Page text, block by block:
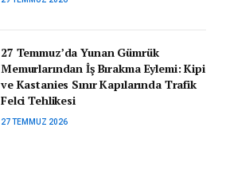
27 Temmuz’da Yunan Gümrük
Memurlarından İş Bırakma Eylemi: Kipi
ve Kastanies Sınır Kapılarında Trafik
Felci Tehlikesi
27 TEMMUZ 2026